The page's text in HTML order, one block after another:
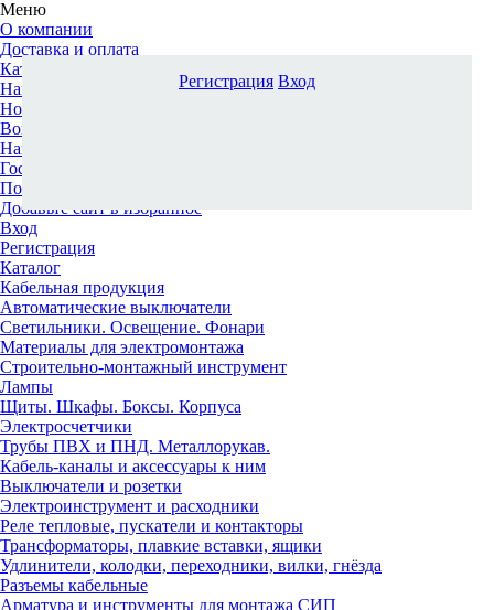
Меню
О компании
Доставка и оплата
Каталог
Наши офисы
Новости и новинки
Вопрос-ответ
Наша команда
Гос. заказчикам
Поставщикам
Добавьте сайт в избранное
Вход
Регистрация
Каталог
Кабельная продукция
Автоматические выключатели
Светильники. Освещение. Фонари
Материалы для электромонтажа
Строительно-монтажный инструмент
Лампы
Щиты. Шкафы. Боксы. Корпуса
Электросчетчики
Трубы ПВХ и ПНД. Металлорукав.
Кабель-каналы и аксессуары к ним
Выключатели и розетки
Электроинструмент и расходники
Реле тепловые, пускатели и контакторы
Трансформаторы, плавкие вставки, ящики
Удлинители, колодки, переходники, вилки, гнёзда
Разъемы кабельные
Арматура и инструменты для монтажа СИП
Регистрация Вход